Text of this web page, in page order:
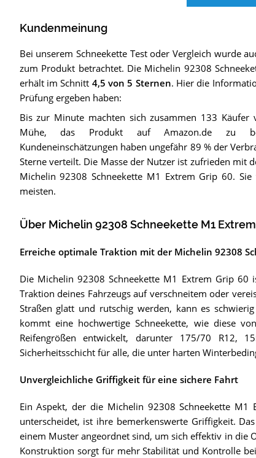
Kundenmeinung
Bei unseremSchneekette Test oder Vergleich wurde
zum Produkt betrachtet. Die Michelin 92308
erhält im Schnitt 4,5 von 5 Sternen. Hier die
Prüfung ergeben haben:
Bis zur Minute machten sich zusammen 133 Käufer
Mühe, das Produkt auf Amazon.de zu
Kundeneinschätzungen haben ungefähr 89 % der
Sterne verteilt. Die Masse der Nutzer ist zufrieden mit
Michelin 92308 Schneekette M1 Extrem Grip 60.
meisten.
Über Michelin 92308 Schneekette M1
Erreiche optimale Traktion mit der Michelin 92308
Die Michelin 92308 Schneekette M1 Extrem Grip
Traktion deines Fahrzeugs auf verschneitem oder
Straßen glatt und rutschig werden, kann es
kommt eine hochwertige Schneekette, wie diese
Reifengrößen entwickelt, darunter 175/70 R12,
Sicherheitsschicht für alle, die unter harten
Unvergleichliche Griffigkeit für eine sichere Fahrt
Ein Aspekt, der die Michelin 92308 Schneekette
unterscheidet, ist ihre bemerkenswerte Griffigkeit.
einem Muster angeordnet sind, um sich effektiv in die
Konstruktion sorgt für mehr Stabilität und Kontrolle